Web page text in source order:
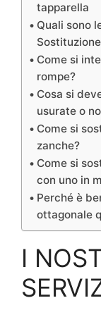
tapparella
Quali sono
Come si
rompe?
Cosa si
usurate o
Come si
zanche?
Come si
con uno in
Perché è
ottagonale
I